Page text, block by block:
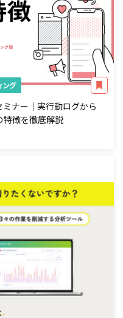
ング
ミナー｜実行動ログから
特徴を徹底解説